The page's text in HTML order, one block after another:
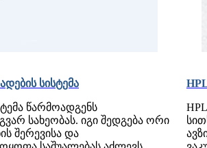
სისტემა
წარმოადგენს
სახეობას. იგი შედგება ორი
შერევისა და